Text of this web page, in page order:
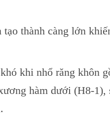
thành càng lớn
khi nhổ răng khôn
hàm dưới (H8-1),